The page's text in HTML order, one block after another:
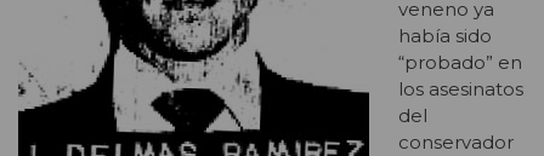
veneno ya
había sido
“probado” en
los asesinatos
del
conservador